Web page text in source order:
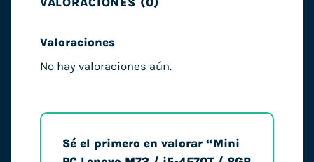
Valoraciones
No hay valoraciones aún.
Sé el primero en valorar “Mini